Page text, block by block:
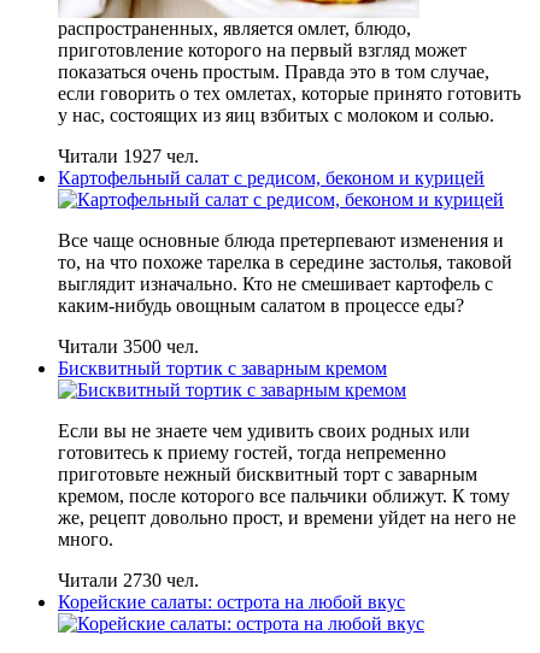
распространенных, является омлет, блюдо,
приготовление которого на первый взгляд может
показаться очень простым. Правда это в том случае,
если говорить о тех омлетах, которые принято готовить
у нас, состоящих из яиц взбитых с молоком и солью.
Читали 1927 чел.
Картофельный салат с редисом, беконом и курицей
Все чаще основные блюда претерпевают изменения и
то, на что похоже тарелка в середине застолья, таковой
выглядит изначально. Кто не смешивает картофель с
каким-нибудь овощным салатом в процессе еды?
Читали 3500 чел.
Бисквитный тортик с заварным кремом
Если вы не знаете чем удивить своих родных или
готовитесь к приему гостей, тогда непременно
приготовьте нежный бисквитный торт с заварным
кремом, после которого все пальчики оближут. К тому
же, рецепт довольно прост, и времени уйдет на него не
много.
Читали 2730 чел.
Корейские салаты: острота на любой вкус